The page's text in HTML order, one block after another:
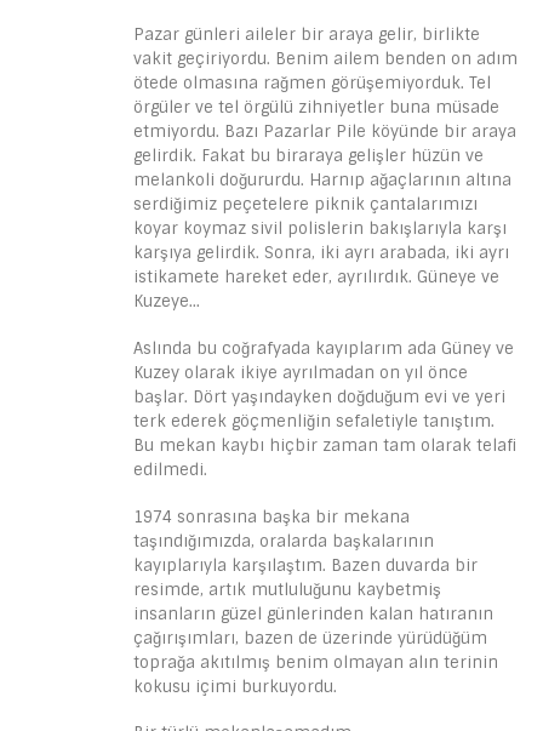
Pazar günleri aileler bir araya gelir, birlikte
vakit geçiriyordu. Benim ailem benden on adım
ötede olmasına rağmen görüşemiyorduk. Tel
örgüler ve tel örgülü zihniyetler buna müsade
etmiyordu. Bazı Pazarlar Pile köyünde bir araya
gelirdik. Fakat bu biraraya gelişler hüzün ve
melankoli doğururdu. Harnıp ağaçlarının altına
serdiğimiz peçetelere piknik çantalarımızı
koyar koymaz sivil polislerin bakışlarıyla karşı
karşıya gelirdik. Sonra, iki ayrı arabada, iki ayrı
istikamete hareket eder, ayrılırdık. Güneye ve
Kuzeye…
Aslında bu coğrafyada kayıplarım ada Güney ve
Kuzey olarak ikiye ayrılmadan on yıl önce
başlar. Dört yaşındayken doğduğum evi ve yeri
terk ederek göçmenliğin sefaletiyle tanıştım.
Bu mekan kaybı hiçbir zaman tam olarak telafi
edilmedi.
1974 sonrasına başka bir mekana
taşındığımızda, oralarda başkalarının
kayıplarıyla karşılaştım. Bazen duvarda bir
resimde, artık mutluluğunu kaybetmiş
insanların güzel günlerinden kalan hatıranın
çağırışımları, bazen de üzerinde yürüdüğüm
toprağa akıtılmış benim olmayan alın terinin
kokusu içimi burkuyordu.